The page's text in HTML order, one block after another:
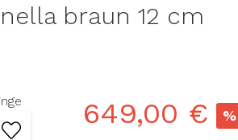
braun 12 cm
649,00 € %